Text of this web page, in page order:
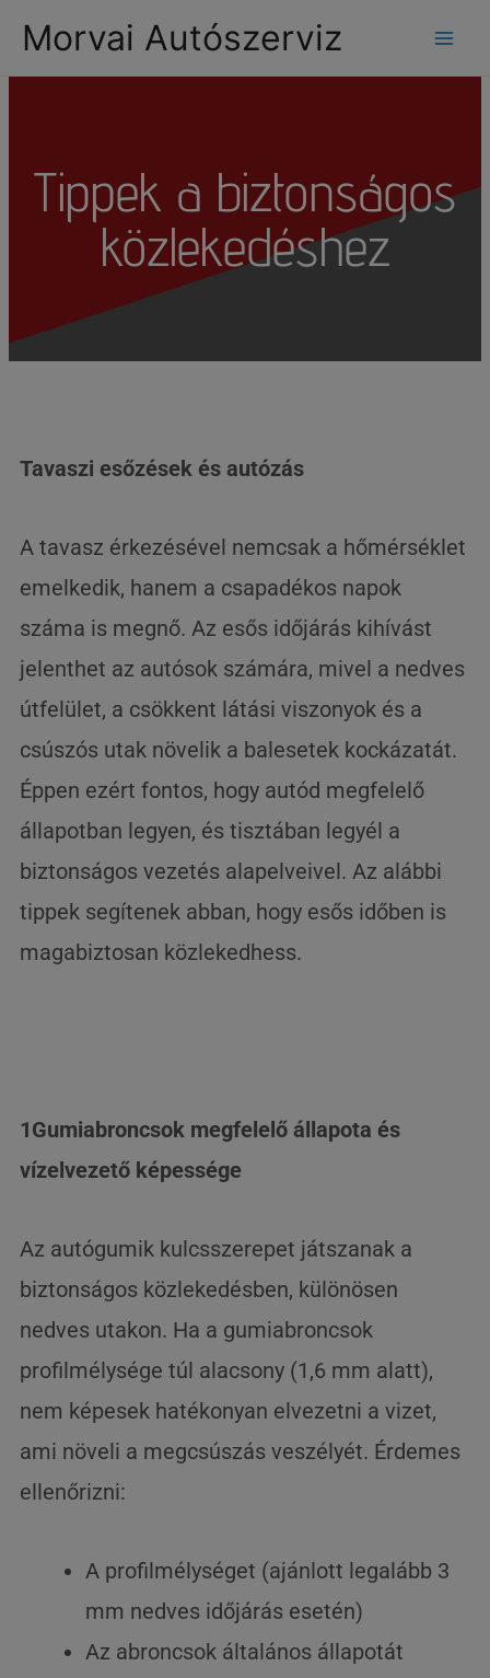
Morvai Autószerviz
Tippek a biztonságos
közlekedéshez
Tavaszi esőzések és autózás
A tavasz érkezésével nemcsak a hőmérséklet
emelkedik, hanem a csapadékos napok
száma is megnő. Az esős időjárás kihívást
jelenthet az autósok számára, mivel a nedves
útfelület, a csökkent látási viszonyok és a
csúszós utak növelik a balesetek kockázatát.
Éppen ezért fontos, hogy autód megfelelő
állapotban legyen, és tisztában legyél a
biztonságos vezetés alapelveivel. Az alábbi
tippek segítenek abban, hogy esős időben is
magabiztosan közlekedhess.
1Gumiabroncsok megfelelő állapota és
vízelvezető képessége
Az autógumik kulcsszerepet játszanak a
biztonságos közlekedésben, különösen
nedves utakon. Ha a gumiabroncsok
profilmélysége túl alacsony (1,6 mm alatt),
nem képesek hatékonyan elvezetni a vizet,
ami növeli a megcsúszás veszélyét. Érdemes
ellenőrizni:
A profilmélységet (ajánlott legalább 3
mm nedves időjárás esetén)
Az abroncsok általános állapotát